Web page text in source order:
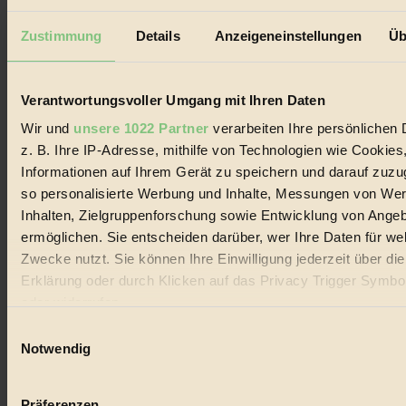
Zustimmung Details Anzeigeneinstellungen
Verantwortungsvoller Umgang mit Ihren Daten
Wir und unsere 1022 Partner verarbeiten Ihre persönlichen
z. B. Ihre IP-Adresse, mithilfe von Technologien wie
Informationen auf Ihrem Gerät zu speichern und darauf
so personalisierte Werbung und Inhalte, Messungen von
Inhalten, Zielgruppenforschung sowie Entwicklung von
ermöglichen. Sie entscheiden darüber, wer Ihre Daten für
Zwecke nutzt. Sie können Ihre Einwilligung jederzeit über
Erklärung oder durch Klicken auf das Privacy Trigger
Wenn Sie es erlauben, würden wir auch gerne:
Notwendig
Mitteleuropa inziwschen oft zu Hause.
GEMEINER:Es gibt nun Weinflaschen, die nach
Entleerung voll wieder zu dir zurückkommen.
Der BIORAMA-Newsletter
Erhalte in regelmäßigen Abständen die aktuellsten Artikel,
Gewinnspiele & Ausgaben übersichtlich aufbereitet vom
BIORAMA-Magazin per E-Mail.
Jetzt eintragen: